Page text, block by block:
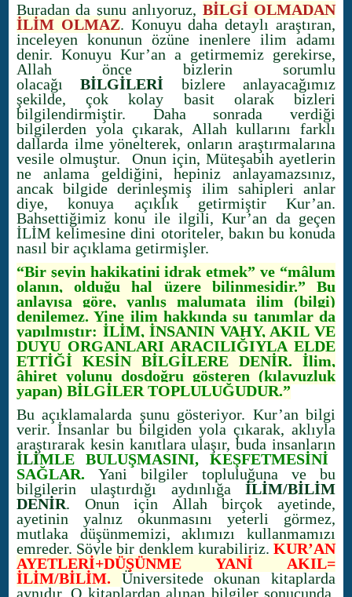
Buradan da şunu anlıyoruz, BİLGİ OLMADAN
İLİM OLMAZ. Konuyu daha detaylı araştıran,
inceleyen konunun özüne inenlere ilim adamı
denir. Konuyu Kur’an a getirmemiz gerekirse,
Allah önce bizlerin sorumlu
olacağıBİLGİLERİ bizlere anlayacağımız
şekilde, çok kolay basit olarak bizleri
bilgilendirmiştir. Daha sonrada verdiği
bilgilerden yola çıkarak, Allah kullarını farklı
dallarda ilme yönelterek, onların araştırmalarına
vesile olmuştur. Onun için, Müteşabih ayetlerin
ne anlama geldiğini, hepiniz anlayamazsınız,
ancak bilgide derinleşmiş ilim sahipleri anlar
diye, konuya açıklık getirmiştir Kur’an.
Bahsettiğimiz konu ile ilgili, Kur’an da geçen
İLİM kelimesine dini otoriteler, bakın bu konuda
nasıl bir açıklama getirmişler.
“Bir şeyin hakikatini idrak etmek” ve “mâlum
olanın, olduğu hal üzere bilinmesidir.” Bu
anlayışa göre, yanlış malumata ilim (bilgi)
denilemez. Yine ilim hakkında şu tanımlar da
yapılmıştır: İLİM, İNSANIN VAHY, AKIL VE
DUYU ORGANLARI ARACILIĞIYLA ELDE
ETTİĞİ KESİN BİLGİLERE DENİR. İlim,
âhiret yolunu dosdoğru gösteren (kılavuzluk
yapan) BİLGİLER TOPLULUĞUDUR.”
Bu açıklamalarda şunu gösteriyor. Kur’an bilgi
verir. İnsanlar bu bilgiden yola çıkarak, aklıyla
araştırarak kesin kanıtlara ulaşır, buda insanların
İLİMLE BULUŞMASINI, KEŞFETMESİNİ
SAĞLAR. Yani bilgiler topluluğuna ve bu
bilgilerin ulaştırdığı aydınlığa İLİM/BİLİM
DENİR. Onun için Allah birçok ayetinde,
ayetinin yalnız okunmasını yeterli görmez,
mutlaka düşünmemizi, aklımızı kullanmamızı
emreder. Şöyle bir denklem kurabiliriz. KUR’AN
AYETLERİ+DÜŞÜNME YANİ AKIL=
İLİM/BİLİM. Üniversitede okunan kitaplarda
aynıdır. O kitaplardan alınan bilgiler sonucunda,